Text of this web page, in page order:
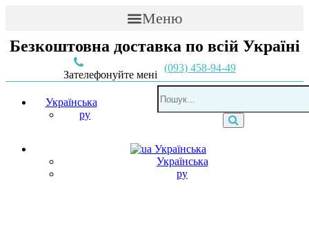
Меню
Безкоштовна доставка по всій Україні
Зателефонуйте мені
(093) 458-94-49
Українська
ру
Українська
Українська
ру